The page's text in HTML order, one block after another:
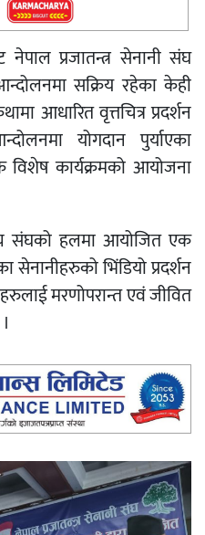
प्रजातन्त्र सेनानी संघ
सक्रिय रहेका केही
आधारित वृत्तचित्र प्रदर्शन
योगदान पुर्याएका
विशेष कार्यक्रमको आयोजना
संघको हलमा आयोजित एक
सेनानीहरुको भिंडियो प्रदर्शन
मरणोपरान्त एवं जीवित